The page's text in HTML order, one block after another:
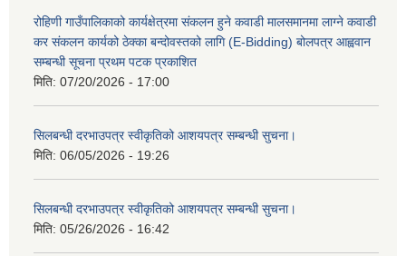
रोहिणी गाउँपालिकाको कार्यक्षेत्रमा संकलन हुने कवाडी मालसमानमा लाग्ने कवाडी
कर संकलन कार्यको ठेक्का बन्दोवस्तको लागि (E-Bidding) बोलपत्र आह्ववान
सम्बन्धी सूचना प्रथम पटक प्रकाशित
मिति: 07/20/2026 - 17:00
सिलबन्धी दरभाउपत्र स्वीकृतिको आशयपत्र सम्बन्धी सुचना।
मिति: 06/05/2026 - 19:26
सिलबन्धी दरभाउपत्र स्वीकृतिको आशयपत्र सम्बन्धी सुचना।
मिति: 05/26/2026 - 16:42